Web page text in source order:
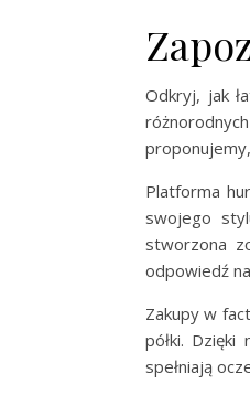
Odkryj, jak
Platforma
swojego
stworzona
odpowiedź
Zakupy w
półki.
spełniają